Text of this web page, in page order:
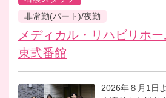
非常勤(パート)/夜勤
メディカル・リハビリホ
東弐番館
2026年８月1日